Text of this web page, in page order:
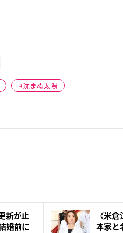
沈まぬ太陽
新が止
婚前に
《米
本家と